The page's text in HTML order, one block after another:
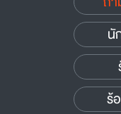
นั
ร้